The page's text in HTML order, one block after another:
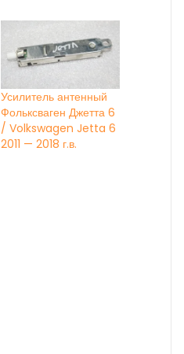
Усилитель антенный
Фольксваген Джетта 6
/ Volkswagen Jetta 6
2011 — 2018 г.в.